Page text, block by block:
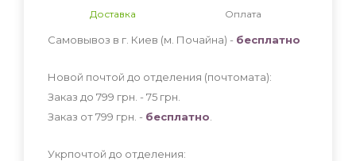
Доставка
Оплата
Самовывоз в г. Киев (м. Почайна) - бесплатно
Новой почтой до отделения (почтомата):
Заказ до 799 грн. - 75 грн
Заказ от 799 грн. - бесплатно
Укрпочтой до отделения: